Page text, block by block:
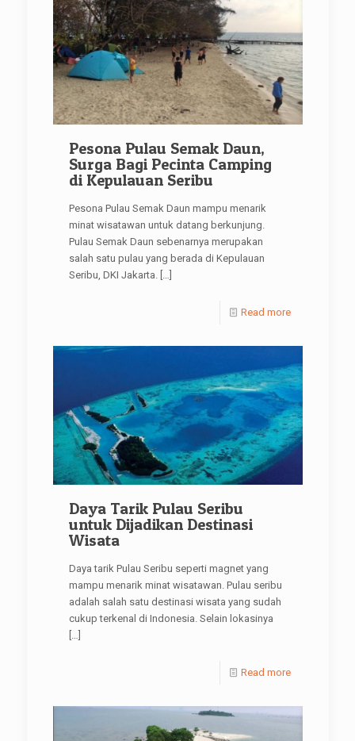
Pesona Pulau Semak Daun,
Surga Bagi Pecinta Camping
di Kepulauan Seribu
Pesona Pulau Semak Daun mampu menarik
minat wisatawan untuk datang berkunjung.
Pulau Semak Daun sebenarnya merupakan
salah satu pulau yang berada di Kepulauan
Seribu, DKI Jakarta.
Read more
Daya Tarik Pulau Seribu
untuk Dijadikan Destinasi
Wisata
Daya tarik Pulau Seribu seperti magnet yang
mampu menarik minat wisatawan. Pulau seribu
adalah salah satu destinasi wisata yang sudah
cukup terkenal di Indonesia. Selain lokasinya
[…]
Read more